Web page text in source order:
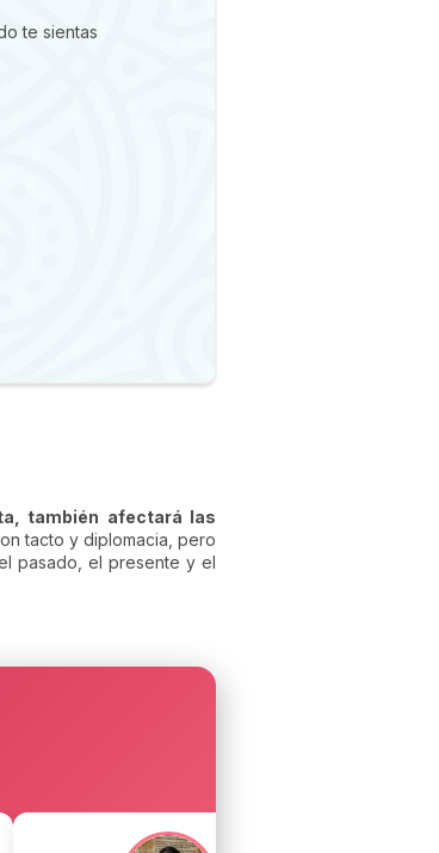
te sientas
también afectará las
tacto y diplomacia, pero
pasado, el presente y el